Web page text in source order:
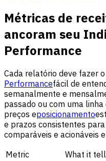
Métricas de
ancoram seu
Performance
Cada relatório deve fazer
Performancefácil de
semanalmente e
passado ou com uma
preços eposicionamento
e prazos consistentes
comparáveis ​​e acionáveis
Metric
What it